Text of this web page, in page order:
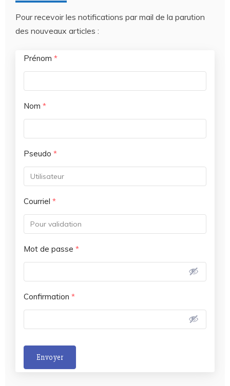
Pour recevoir les notifications par mail de la parution
des nouveaux articles :
Prénom *
Nom *
Pseudo *
Courriel *
Mot de passe *
Confirmation *
Envoyer